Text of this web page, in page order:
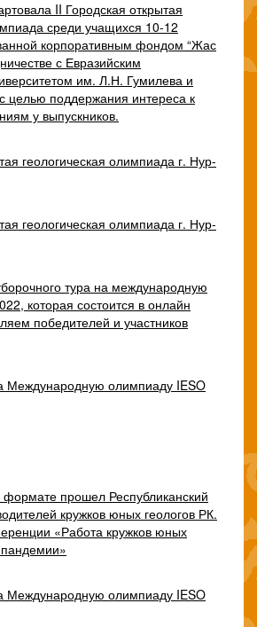
II Городская открытая
среди учащихся 10-12
корпоративным фондом “Жас
с Евразийским
им. Л.Н. Гумилева и
целью поддержания интереса к
у выпускников.
геологическая олимпиада г. Нур-
геологическая олимпиада г. Нур-
тура на международную
которая состоится в онлайн
победителей и участников
Международную олимпиаду IESO
прошел Республиканский
кружков юных геологов РК.
«Работа кружков юных
пандемии»
Международную олимпиаду IESO